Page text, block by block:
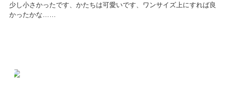
少し小さかったです、かたちは可愛いです、ワンサイズ上にすれば良
かったかな……